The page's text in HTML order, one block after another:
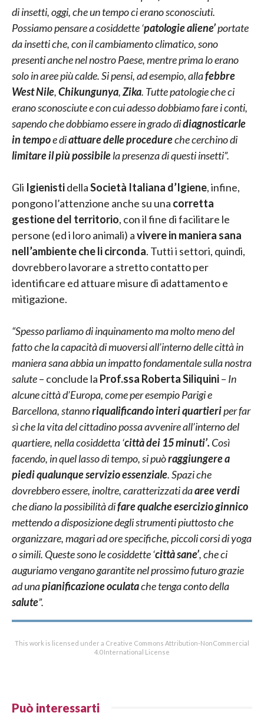
di insetti, oggi, che un tempo ci erano sconosciuti.
Possiamo pensare a cosiddette ‘patologie aliene’portate
da insetti che, con il cambiamento climatico, sono
presenti anche nel nostro Paese, mentre prima lo erano
solo in aree più calde. Si pensi, ad esempio, allafebbre
West Nile,Chikungunya,Zika. Tutte patologie che ci
erano sconosciute e con cui adesso dobbiamo fare i conti,
sapendo che dobbiamo essere in grado didiagnosticarle
in tempoe diattuare delle procedureche cerchino di
limitare il più possibilela presenza di questi insetti”.
Gli IgienistidellaSocietà Italiana d’Igiene, infine,
pongono l’attenzione anche su una corretta
gestione del territorio, con il fine di facilitare le
persone (ed i loro animali) avivere in maniera sana
nell’ambiente che li circonda. Tutti i settori, quindi,
dovrebbero lavorare a stretto contatto per
identificare ed attuare misure di adattamento e
mitigazione.
“Spesso parliamo di inquinamento ma molto meno del
fatto che la capacità di muoversi all’interno delle città in
maniera sana abbia un impatto fondamentale sulla nostra
salute– conclude la Prof.ssa Roberta Siliquini– In
alcune città d’Europa, come per esempio Parigi e
Barcellona, stannoriqualificando interi quartieriper far
sì che la vita del cittadino possa avvenire all’interno del
quartiere, nella cosiddetta ‘città dei 15 minuti’. Così
facendo, in quel lasso di tempo, si puòraggiungere a
piedi qualunque servizio essenziale. Spazi che
dovrebbero essere, inoltre, caratterizzati daaree verdi
che diano la possibilità difare qualche esercizio ginnico
mettendo a disposizione degli strumenti piuttosto che
organizzare, magari ad ore specifiche, piccoli corsi di yoga
o simili. Queste sono le cosiddette ‘città sane’, che ci
auguriamo vengano garantite nel prossimo futuro grazie
ad unapianificazione oculatache tenga conto della
salute”.
This work is licensed under a Creative Commons Attribution-NonCommercial
4.0 International License
Può interessarti